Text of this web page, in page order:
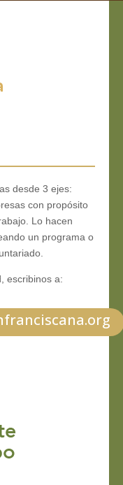
desde 3 ejes:
con propósito
Lo hacen
un programa o
escribinos a: